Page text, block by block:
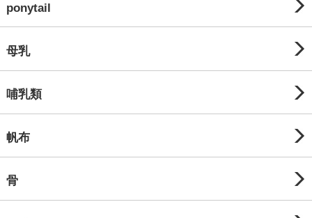
ponytail
母乳
哺乳類
帆布
骨